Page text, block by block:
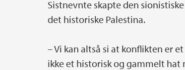
Sistnevnte skapte den
det historiske Palestina.
– Vi kan altså si at konflikten er
ikke et historisk og gammelt